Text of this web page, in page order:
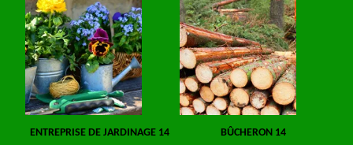
ENTREPRISE DE JARDINAGE 14 BÛCHERON 14